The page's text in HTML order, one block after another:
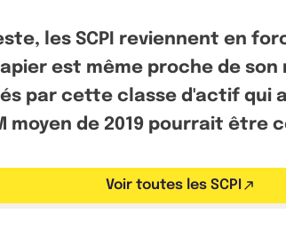
les SCPI reviennent en
est même proche de
par cette classe d'actif
moyen de 2019 pourrait être
Voir toutes les SCPI